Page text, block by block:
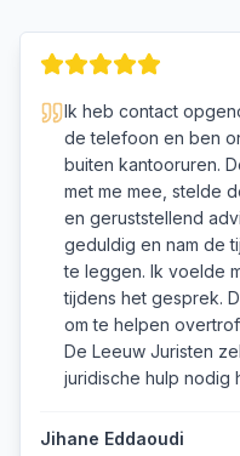
Ik heb contact
de telefoon en ben
buiten kantooruren.
met me mee, stelde
en geruststellend
geduldig en nam de
te leggen. Ik voelde
tijdens het gesprek.
om te helpen
De Leeuw Juristen
juridische hulp nodig
Jihane Eddaoudi